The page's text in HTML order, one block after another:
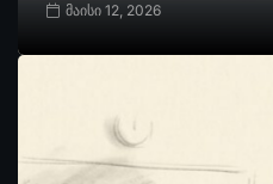
მაისი 12, 2026